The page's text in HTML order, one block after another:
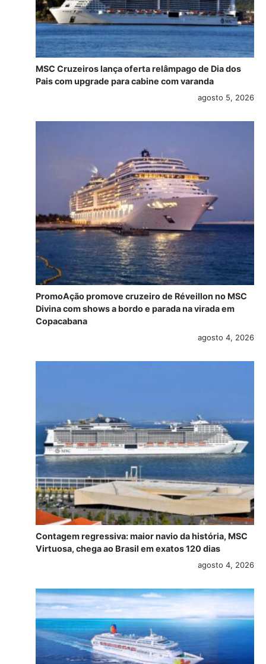
MSC Cruzeiros lança oferta relâmpago de Dia dos
Pais com upgrade para cabine com varanda
agosto 5, 2026
PromoAção promove cruzeiro de Réveillon no MSC
Divina com shows a bordo e parada na virada em
Copacabana
agosto 4, 2026
Contagem regressiva: maior navio da história, MSC
Virtuosa, chega ao Brasil em exatos 120 dias
agosto 4, 2026